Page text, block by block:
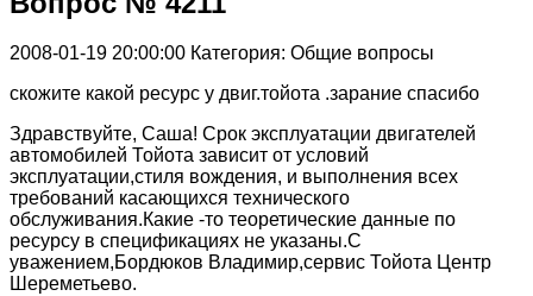
2008-01-19 20:00:00 Категория: Общие вопросы
скожите какой ресурс у двиг.тойота .зарание спасибо
Здравствуйте, Саша! Срок эксплуатации двигателей
автомобилей Тойота зависит от условий
эксплуатации,стиля вождения, и выполнения всех
требований касающихся технического
обслуживания.Какие -то теоретические данные по
ресурсу в спецификациях не указаны.С
уважением,Бордюков Владимир,сервис Тойота Центр
Шереметьево.